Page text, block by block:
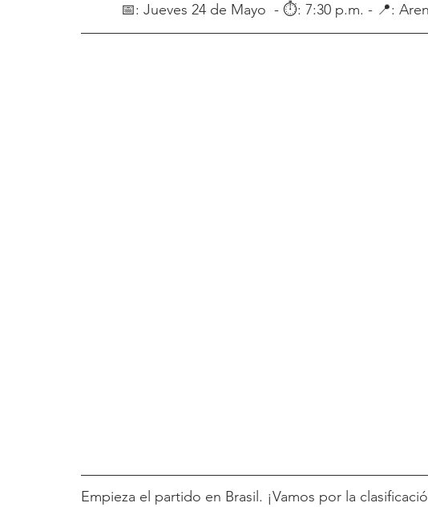
📅: Jueves 24 de Mayo  - ⏱: 7:30 p.m. - 📍:
Empieza el partido en Brasil. ¡Vamos por la